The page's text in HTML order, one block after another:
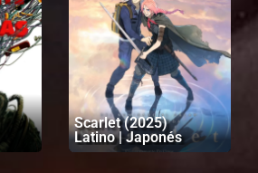
Scarlet (2025)
Latino | Japonés